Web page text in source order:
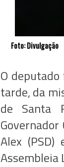
Foto: Divulgação
O
tarde, da
de Santa
Alex
Assembleia